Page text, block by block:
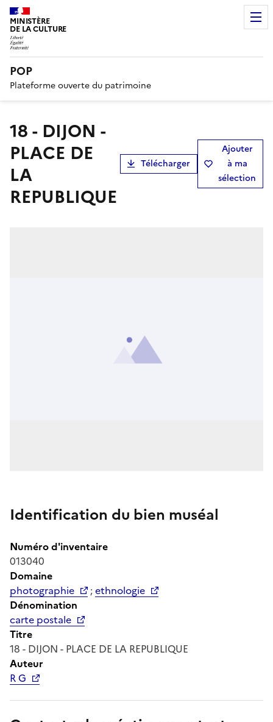
MINISTÈRE
DE LA CULTURE
POP
Plateforme ouverte du patrimoine
18 - DIJON -
PLACE DE
LA
REPUBLIQUE
Télécharger
Ajouter
à ma
sélection
Identification du bien muséal
Numéro d'inventaire
013040
Domaine
photographie
;ethnologie
Dénomination
carte postale
Titre
18 - DIJON - PLACE DE LA REPUBLIQUE
Auteur
R G